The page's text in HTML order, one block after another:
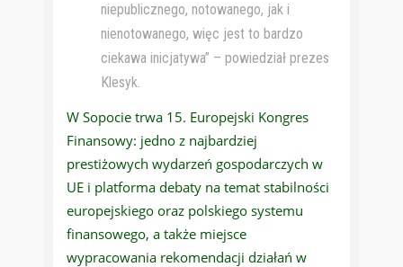
niepublicznego, notowanego, jak i
nienotowanego, więc jest to bardzo
ciekawa inicjatywa” – powiedział prezes
Klesyk.
W Sopocie trwa 15. Europejski Kongres
Finansowy: jedno z najbardziej
prestiżowych wydarzeń gospodarczych w
UE i platforma debaty na temat stabilności
europejskiego oraz polskiego systemu
finansowego, a także miejsce
wypracowania rekomendacji działań w